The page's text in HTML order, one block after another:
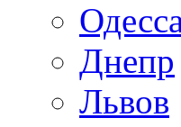
Днепр
Львов